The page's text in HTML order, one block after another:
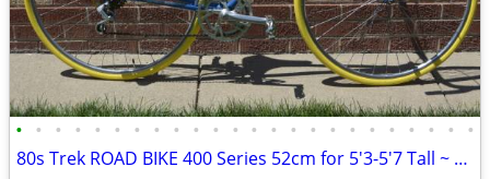
• • • • • • • • • • • • • • • • • • • • • • • •
80s Trek ROAD BIKE 400 Series 52cm for 5'3-5'7 Tall ~ BLUE YELLOW!